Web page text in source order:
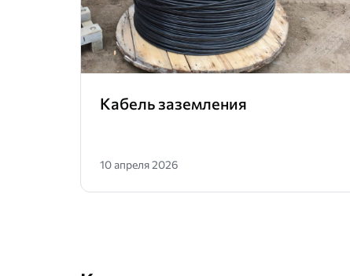
Кабель заземления
10 апреля 2026